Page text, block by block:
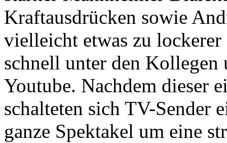
Kraftausdrücken sowie
vielleicht etwas zu
schnell unter den
Youtube. Nachdem dieser
schalteten sich TV-Sender
ganze Spektakel um eine